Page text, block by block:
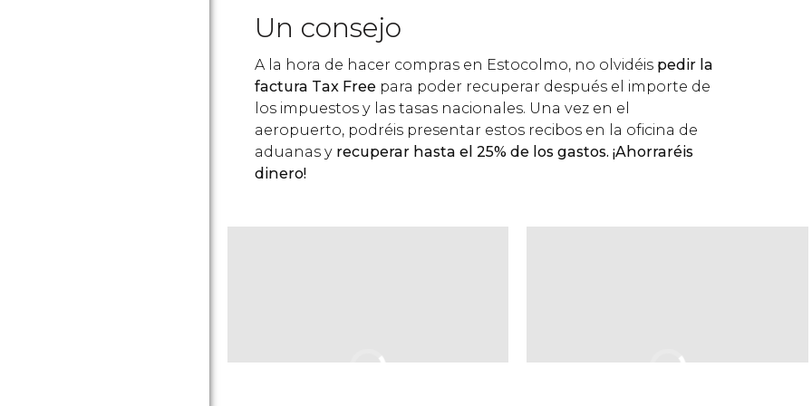
Un consejo
A la hora de hacer compras en Estocolmo, no olvidéis pedir la
factura Tax Free para poder recuperar después el importe de
los impuestos y las tasas nacionales. Una vez en el
aeropuerto, podréis presentar estos recibos en la oficina de
aduanas y recuperar hasta el 25% de los gastos. ¡Ahorraréis
dinero!